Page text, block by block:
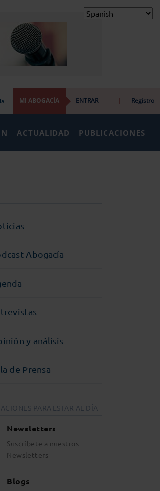
MI ABOGACÍA ENTRAR | Registro
ACTUALIDAD PUBLICACIONES
Abogacía
y análisis
de Prensa
PARA ESTAR AL DÍA
Newsletters
Suscríbete a nuestros
Newsletters
Blogs